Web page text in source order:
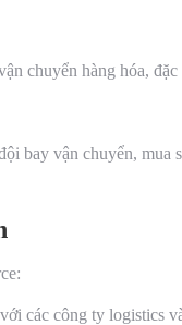
chuyển hàng hóa,
bay vận chuyển, mua
các công ty logistics